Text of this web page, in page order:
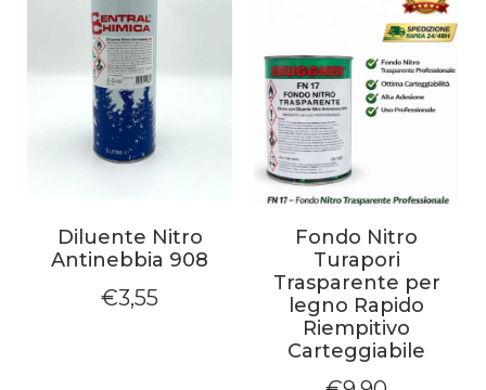
Diluente Nitro
Antinebbia 908
€3,55
Fondo Nitro
Turapori
Trasparente per
legno Rapido
Riempitivo
Carteggiabile